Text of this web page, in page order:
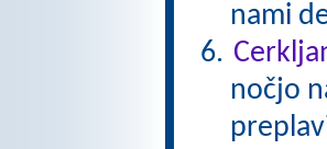
nami
nočjo